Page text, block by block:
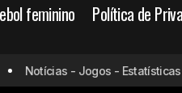
feminino Política de
Notícias - Jogos - Estatísticas